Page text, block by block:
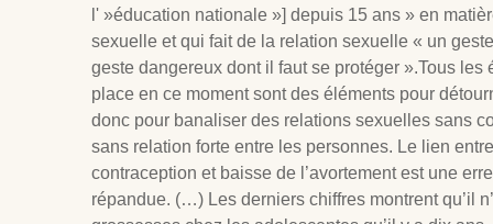
l' »éducation nationale »] depuis 15 ans » en
sexuelle et qui fait de la relation sexuelle « un
geste dangereux dont il faut se protéger ».Tous les
place en ce moment sont des éléments pour
donc pour banaliser des relations sexuelles sans
sans relation forte entre les personnes. Le lien
contraception et baisse de l’avortement est une
répandue. (…) Les derniers chiffres montrent qu’il